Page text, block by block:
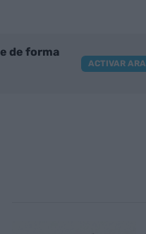
de forma
ACTIVAR ARA